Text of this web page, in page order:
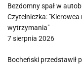
Bezdomny spał w
Czytelniczka: "Kierowca
wytrzymania"
7 sierpnia 2026
Bocheński przedstawił